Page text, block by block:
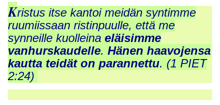
Kristus itse kantoi meidän syntimme
ruumiissaan ristinpuulle, että me
synneille kuolleinaeläisimme
vanhurskaudelle.Hänen haavojensa
kautta teidät on parannettu. (1 PIET
2:24)